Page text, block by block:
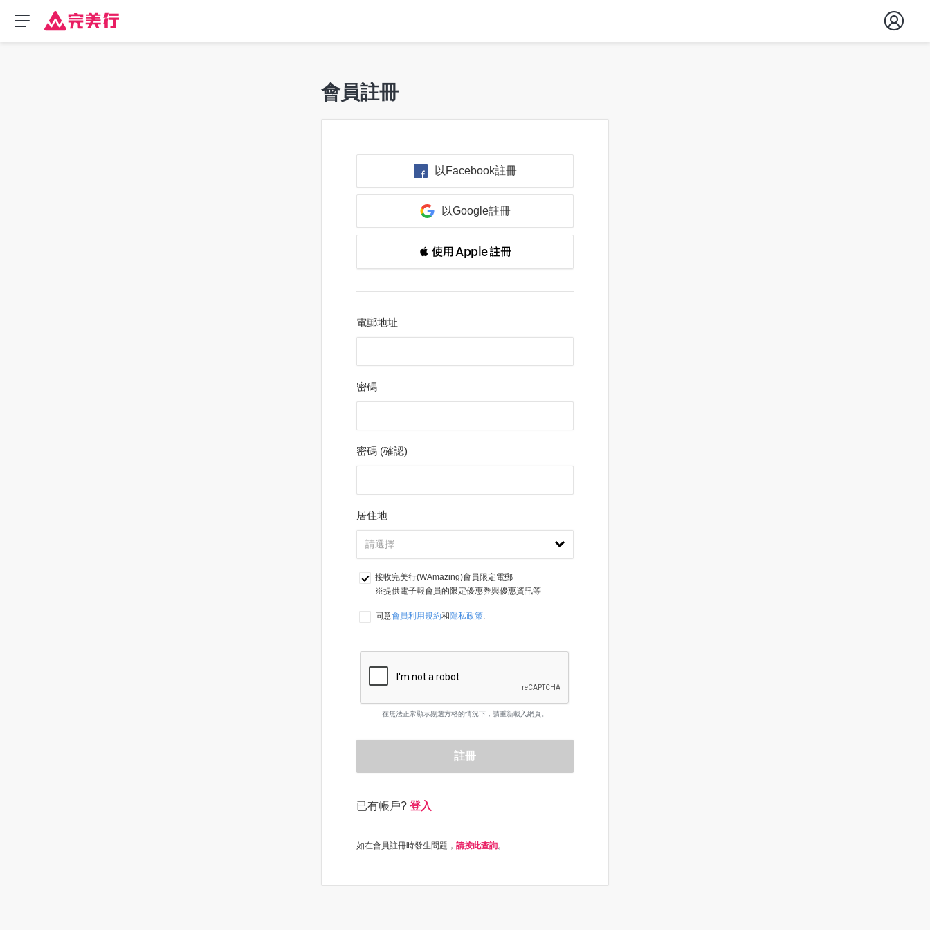
會員註冊
以Facebook註冊
以Google註冊
 使用 Apple 註冊
電郵地址
密碼
密碼 (確認)
居住地
接收完美行(WAmazing)會員限定電郵
※提供電子報會員的限定優惠券與優惠資訊等
同意會員利用規約和隱私政策.
在無法正常顯示剔選方格的情況下，請重新載入網頁。
註冊
已有帳戶? 登入
如在會員註冊時發生問題， 請按此查詢。